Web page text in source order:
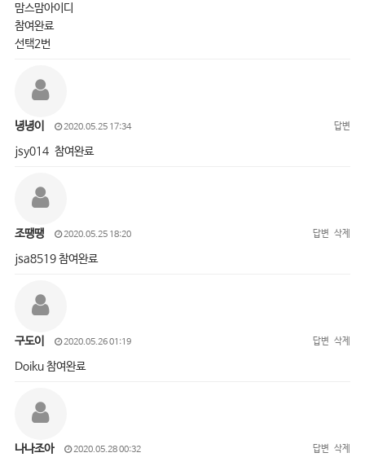
맘스맘아이디
참여완료
선택2번
녕녕이 2020.05.25 17:34 답변
jsy014 참여완료
조땡땡 2020.05.25 18:20 답변 삭제
jsa8519 참여완료
구도이 2020.05.26 01:19 답변 삭제
Doiku 참여완료
나나조아 2020.05.28 00:32 답변 삭제